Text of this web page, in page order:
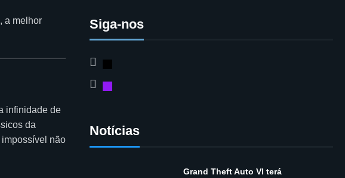
a melhor
infinidade de
da
impossível não
Siga-nos
Notícias
Grand Theft Auto VI terá